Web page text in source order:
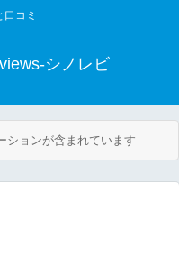
コミ
シノレビ
ションが含まれています